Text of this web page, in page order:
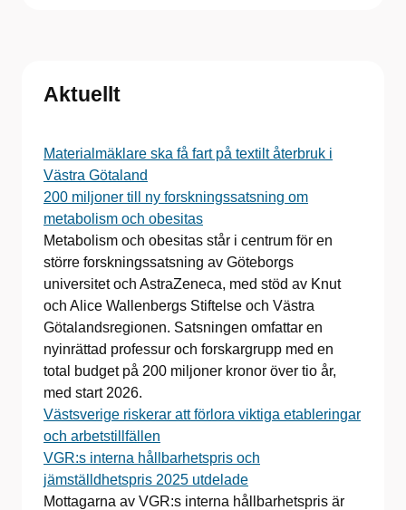
Aktuellt
Materialmäklare ska få fart på textilt återbruk i
Västra Götaland
200 miljoner till ny forskningssatsning om
metabolism och obesitas
Metabolism och obesitas står i centrum för en
större forskningssatsning av Göteborgs
universitet och AstraZeneca, med stöd av Knut
och Alice Wallenbergs Stiftelse och Västra
Götalandsregionen. Satsningen omfattar en
nyinrättad professur och forskargrupp med en
total budget på 200 miljoner kronor över tio år,
med start 2026.
Västsverige riskerar att förlora viktiga etableringar
och arbetstillfällen
VGR:s interna hållbarhetspris och
jämställdhetspris 2025 utdelade
Mottagarna av VGR:s interna hållbarhetspris är